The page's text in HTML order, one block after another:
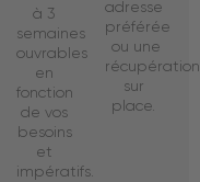
à 3
semaines
ouvrables
en
fonction
de vos
besoins
et
impératifs.
adresse
préférée
ou une
récupération
sur
place.